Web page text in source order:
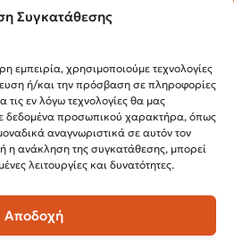
Συγκατάθεσης
εμπειρία, χρησιμοποιούμε τεχνολογίες
ή/και την πρόσβαση σε πληροφορίες
εν λόγω τεχνολογίες θα μας
δεδομένα προσωπικού χαρακτήρα, όπως
αναγνωριστικά σε αυτόν τον
η ανάκληση της συγκατάθεσης, μπορεί
λειτουργίες και δυνατότητες.
Αποδοχή
2315 525 020
210 32 15 644
3ος όροφος, 54622,
λειτουργίας:
10:00 –14:00